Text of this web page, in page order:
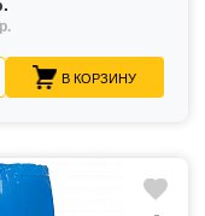
В КОРЗИНУ